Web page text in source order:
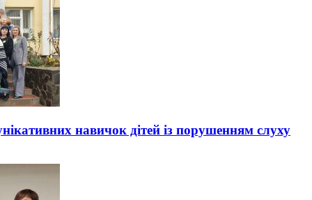
навичок дітей із порушенням слуху